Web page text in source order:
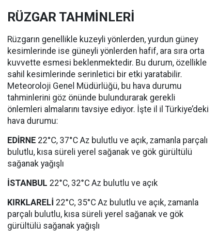
RÜZGAR TAHMİNLERİ
Rüzgarın genellikle kuzeyli yönlerden, yurdun güney
kesimlerinde ise güneyli yönlerden hafif, ara sıra orta
kuvvette esmesi beklenmektedir. Bu durum, özellikle
sahil kesimlerinde serinletici bir etki yaratabilir.
Meteoroloji Genel Müdürlüğü, bu hava durumu
tahminlerini göz önünde bulundurarak gerekli
önlemleri almalarını tavsiye ediyor. İşte il il Türkiye’deki
hava durumu:
EDİRNE 22°C, 37°C Az bulutlu ve açık, zamanla parçalı
bulutlu, kısa süreli yerel sağanak ve gök gürültülü
sağanak yağışlı
İSTANBUL 22°C, 32°C Az bulutlu ve açık
KIRKLARELİ 22°C, 35°C Az bulutlu ve açık, zamanla
parçalı bulutlu, kısa süreli yerel sağanak ve gök
gürültülü sağanak yağışlı